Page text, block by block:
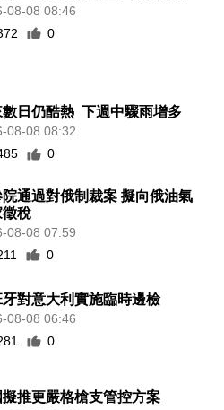
08-08 08:46
0
數日仍酷熱 下週中驟雨增多
08-08 08:32
0
院通過對俄制裁案 擬向俄油氣
徵稅
08-08 07:59
0
牙對意大利實施臨時邊檢
08-08 06:46
0
擬推更嚴格槍支管控方案